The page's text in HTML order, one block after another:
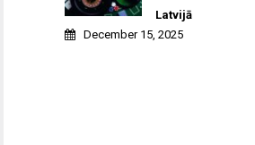
Latvijā
December 15, 2025